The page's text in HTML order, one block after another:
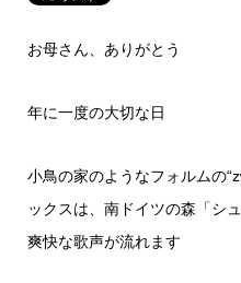
お母さん、ありがとう
年に一度の大切な日
小鳥の家のようなフォルムの
ックスは、南ドイツの森「シ
爽快な歌声が流れます